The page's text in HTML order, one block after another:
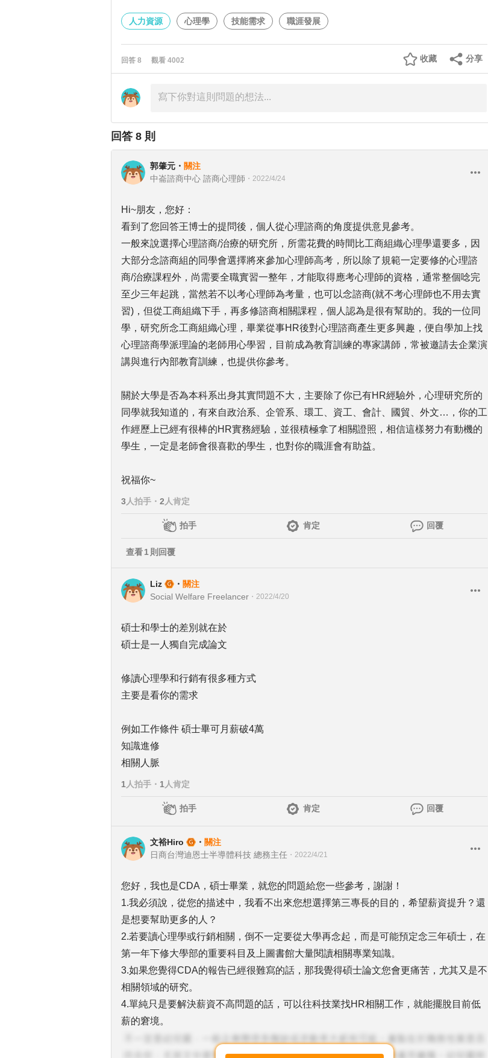
人力資源 心理學 技能需求 職涯發展
回答 8 觀看 4002 分享
收藏
回答 8 則
郭肇元 ・ 關注
中崙諮商中心 諮商心理師 ・ 2022/4/24
Hi~朋友，您好：
看到了您回答王博士的提問後，個人從心理諮商的角度提供意見參考。
一般來說選擇心理諮商/治療的研究所，所需花費的時間比工商組織心理學還要多，因
大部分念諮商組的同學會選擇將來參加心理師高考，所以除了規範一定要修的心理諮
商/治療課程外，尚需要全職實習一整年，才能取得應考心理師的資格，通常整個唸完
至少三年起跳，當然若不以考心理師為考量，也可以念諮商(就不考心理師也不用去實
習)，但從工商組織下手，再多修諮商相關課程，個人認為是很有幫助的。我的一位同
學，研究所念工商組織心理，畢業從事HR後對心理諮商產生更多興趣，便自學加上找
心理諮商學派理論的老師用心學習，目前成為教育訓練的專家講師，常被邀請去企業演
講與進行內部教育訓練，也提供你參考。
關於大學是否為本科系出身其實問題不大，主要除了你已有HR經驗外，心理研究所的
同學就我知道的，有來自政治系、企管系、環工、資工、會計、國貿、外文…，你的工
作經歷上已經有很棒的HR實務經驗，並很積極拿了相關證照，相信這樣努力有動機的
學生，一定是老師會很喜歡的學生，也對你的職涯會有助益。
祝福你~
3人拍手 ・ 2 人肯定
拍手 肯定 回覆
查看1 則回覆
Liz ・ 關注
Social Welfare Freelancer ・ 2022/4/20
碩士和學士的差別就在於
碩士是一人獨自完成論文
修讀心理學和行銷有很多種方式
主要是看你的需求
例如工作條件 碩士畢可月薪破4萬
知識進修
相關人脈
1 人拍手 ・ 1 人肯定
拍手 肯定 回覆
文裕Hiro ・ 關注
日商台灣迪恩士半導體科技 總務主任 ・ 2022/4/21
您好，我也是CDA，碩士畢業，就您的問題給您一些參考，謝謝！
1.我必須說，從您的描述中，我看不出來您想選擇第三專長的目的，希望薪資提升？還
是想要幫助更多的人？
2.若要讀心理學或行銷相關，倒不一定要從大學再念起，而是可能預定念三年碩士，在
第一年下修大學部的重要科目及上圖書館大量閱讀相關專業知識。
3.如果您覺得CDA的報告已經很難寫的話，那我覺得碩士論文您會更痛苦，尤其又是不
相關領域的研究。
4.單純只是要解決薪資不高問題的話，可以往科技業找HR相關工作，就能擺脫目前低
薪的窘境。